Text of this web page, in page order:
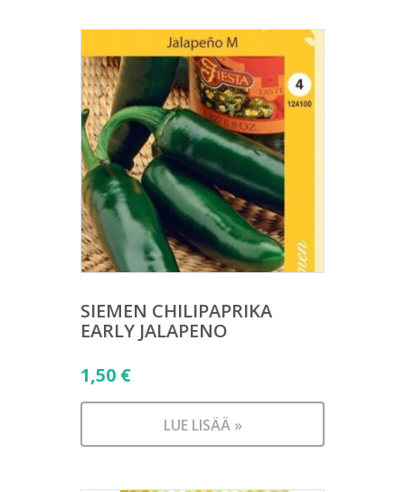
SIEMEN CHILIPAPRIKA
EARLY JALAPENO
1,50 €
LUE LISÄÄ »